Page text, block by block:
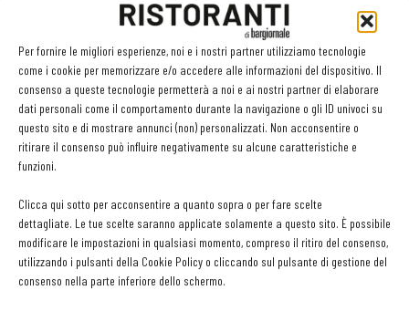
Per fornire le migliori esperienze, noi e i nostri partner utilizziamo tecnologie
come i cookie per memorizzare e/o accedere alle informazioni del dispositivo. Il
consenso a queste tecnologie permetterà a noi e ai nostri partner di elaborare
dati personali come il comportamento durante la navigazione o gli ID univoci su
questo sito e di mostrare annunci (non) personalizzati. Non acconsentire o
ritirare il consenso può influire negativamente su alcune caratteristiche e
funzioni.
Clicca qui sotto per acconsentire a quanto sopra o per fare scelte
dettagliate. Le tue scelte saranno applicate solamente a questo sito. È possibile
modificare le impostazioni in qualsiasi momento, compreso il ritiro del consenso,
utilizzando i pulsanti della Cookie Policy o cliccando sul pulsante di gestione del
consenso nella parte inferiore dello schermo.
Pos, compagni di gestione. Le ultime soluzioni delle aziende
8 Luglio 2026
EDICOLA WEB